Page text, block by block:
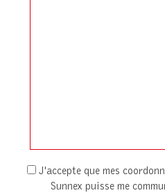
J'accepte que mes
Sunnex puisse me